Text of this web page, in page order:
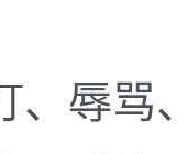
辱骂、